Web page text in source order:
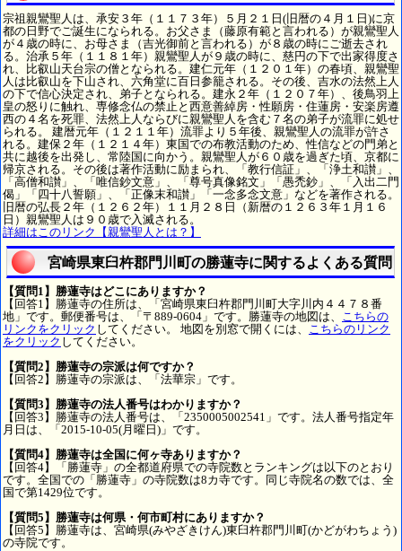
宗祖親鸞聖人は、承安３年（１１７３年）５月２１日(旧暦の４月１日)に京
都の日野でご誕生になられる。お父さま（藤原有範と言われる）が親鸞聖人
が４歳の時に、お母さま（吉光御前と言われる）が８歳の時にご逝去され
る。治承５年（１１８１年）親鸞聖人が９歳の時に、慈円の下で出家得度さ
れ、比叡山天台宗の僧となられる。建仁元年（１２０１年）の春頃、親鸞聖
人は比叡山を下山され、六角堂に百日参籠される。その後、吉水の法然上人
の下で信心決定され、弟子となられる。建永２年（１２０７年）、後鳥羽上
皇の怒りに触れ、専修念仏の禁止と西意善綽房・性願房・住蓮房・安楽房遵
西の４名を死罪、法然上人ならびに親鸞聖人を含む７名の弟子が流罪に処せ
られる。 建暦元年（１２１１年）流罪より５年後、親鸞聖人の流罪が許さ
れる。建保２年（１２１４年）東国での布教活動のため、性信などの門弟と
共に越後を出発し、常陸国に向かう。親鸞聖人が６０歳を過ぎた頃、京都に
帰京される。その後は著作活動に励まられ、「教行信証」、「浄土和讃」、
「高僧和讃」、「唯信鈔文意」、「尊号真像銘文」「愚禿鈔」、「入出二門
偈」「四十八誓願」、「正像末和讃」「一念多念文意」などを著作される。
旧暦の弘長２年（１２６２年）１１月２８日（新暦の１２６３年１月１６
日）親鸞聖人は９０歳で入滅される。
詳細はこのリンク【親鸞聖人とは？】
宮崎県東臼杵郡門川町の勝蓮寺に関するよくある質問
【質問1】勝蓮寺はどこにありますか？
【回答1】勝蓮寺の住所は、「宮崎県東臼杵郡門川町大字川内４４７８番
地」です。郵便番号は、「〒889-0604」です。勝蓮寺の地図は、 こちらの
リンクをクリック してください。 地図を別窓で開くには、 こちらのリンク
をクリック してください。
【質問2】勝蓮寺の宗派は何ですか？
【回答2】勝蓮寺の宗派は、「法華宗」です。
【質問3】勝蓮寺の法人番号はわかりますか？
【回答3】勝蓮寺の法人番号は、「2350005002541」です。法人番号指定年
月日は、「2015-10-05(月曜日)」です。
【質問4】勝蓮寺は全国に何ヶ寺ありますか？
【回答4】「勝蓮寺」の全都道府県での寺院数とランキングは以下のとおり
です。全国での「勝蓮寺」の寺院数は8カ寺です。同じ寺院名の数では、全
国で第1429位です。
【質問5】勝蓮寺は何県・何市町村にありますか？
【回答5】勝蓮寺は、宮崎県(みやざきけん)東臼杵郡門川町(かどがわちょう)
の寺院です。